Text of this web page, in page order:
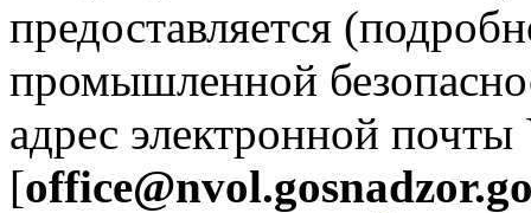
предоставляется
промышленной
адрес электронной
[